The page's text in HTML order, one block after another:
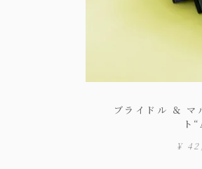
ブライドル ＆ マ
ト
¥